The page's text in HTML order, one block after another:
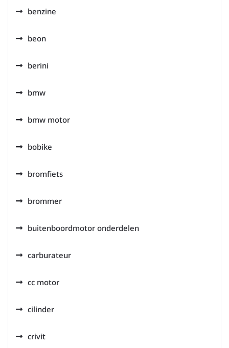
benzine
beon
berini
bmw
bmw motor
bobike
bromfiets
brommer
buitenboordmotor onderdelen
carburateur
cc motor
cilinder
crivit